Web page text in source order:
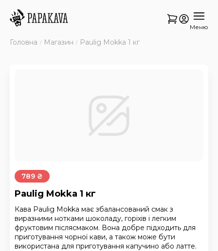
Меню
Головна Магазин Paulig Mokka 1 кг
789 ₴
Paulig Mokka 1 кг
Кава Paulig Mokka має збалансований смак з
виразними нотками шоколаду, горіхів і легким
фруктовим післясмаком. Вона добре підходить для
приготування чорної кави, а також може бути
використана для приготування капучино або латте.